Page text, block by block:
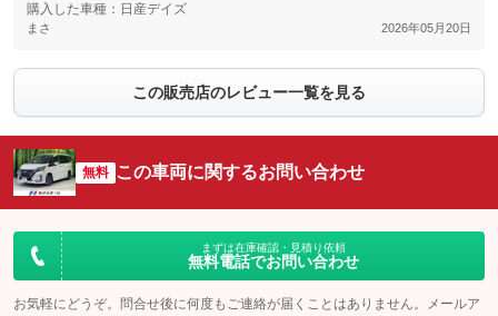
購入した車種：日産デイズ
まさ 2026年05月20日
この販売店のレビュー一覧を見る
無料 この車両に関するお問い合わせ
まずは在庫確認・見積り依頼
無料電話でお問い合わせ
お気軽にどうぞ。問合せ後に何度もご連絡が届くことはありません。メールア